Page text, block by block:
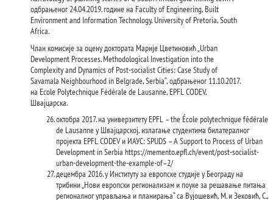
одбрањеног 24.04.2019. године на Faculty of Engineering, Built
Environment and Information Technology, University of Pretoria, South
Africa.
Члан комисије за оцену доктората Марије Цветиновић „Urban
Development Processes. Methodological Investigation into the
Complexity and Dynamics of Post-socialist Cities: Case Study of
Savamala Neighbourhood in Belgrade, Serbia“, одбрањеног 11.10.2017.
на Ecole Polytechnique Fédérale de Lausanne, EPFL CODEV,
Швајцарскa.
октобра 2017. на универзитету EPFL – the École polytechnique fédérale
de Lausanne у Швајцарској, излагање студентима билатералног
пројекта EPFL CODEV и ИАУС: SPUDS – A Support to Process of Urban
Development in Serbia https://memento.epfl.ch/event/post-socialist-
urban-development-the-example-of–2/
децембра 2016. у Институту за европске студије у Београду на
трибини „Нови европски регионализам и поуке за решавање питања
регионалног управљања и планирања“ са Вујошевић, М. и Зековић, С.,